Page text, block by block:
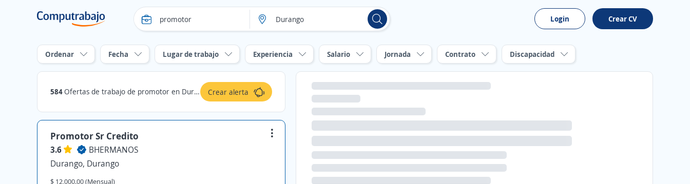
Login Crear CV
Ordenar Fecha Lugar de trabajo Experiencia Salario Jornada Contrato Discapacidad
584Ofertas de trabajo de promotor en Durango Crear alerta
Promotor Sr Credito
3.6
BHERMANOS
Durango, Durango
$ 12,000.00 (Mensual)